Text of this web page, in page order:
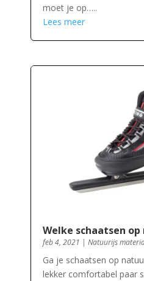
moet je op…..
Lees meer
Welke schaatsen
feb 4, 2021 | Natuurijs
Ga je schaatsen op
lekker comfortabel paar